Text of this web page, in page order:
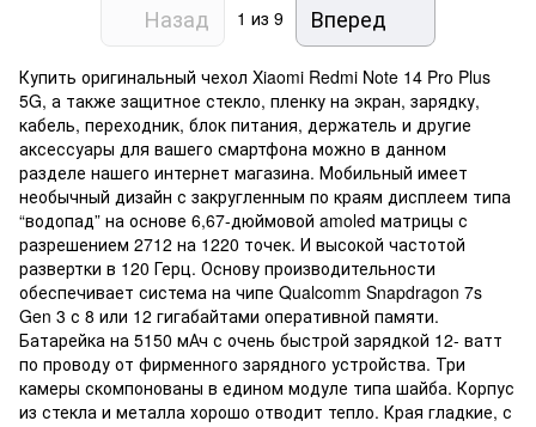
Назад 1 из 9 Вперед
Купить оригинальный чехол Xiaomi Redmi Note 14 Pro Plus
5G, а также защитное стекло, пленку на экран, зарядку,
кабель, переходник, блок питания, держатель и другие
аксессуары для вашего смартфона можно в данном
разделе нашего интернет магазина. Мобильный имеет
необычный дизайн с закругленным по краям дисплеем типа
“водопад” на основе 6,67-дюймовой amoled матрицы с
разрешением 2712 на 1220 точек. И высокой частотой
развертки в 120 Герц. Основу производительности
обеспечивает система на чипе Qualcomm Snapdragon 7s
Gen 3 с 8 или 12 гигабайтами оперативной памяти.
Батарейка на 5150 мАч с очень быстрой зарядкой 12- ватт
по проводу от фирменного зарядного устройства. Три
камеры скомпонованы в едином модуле типа шайба. Корпус
из стекла и металла хорошо отводит тепло. Края гладкие, с